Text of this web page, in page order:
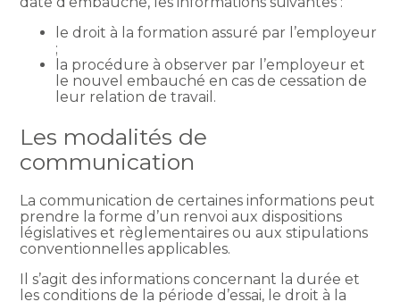
le droit à la formation assuré par l’employeur
;
la procédure à observer par l’employeur et
le nouvel embauché en cas de cessation de
leur relation de travail.
Les modalités de
communication
La communication de certaines informations peut
prendre la forme d’un renvoi aux dispositions
législatives et règlementaires ou aux stipulations
conventionnelles applicables.
Il s’agit des informations concernant la durée et
les conditions de la période d’essai, le droit à la